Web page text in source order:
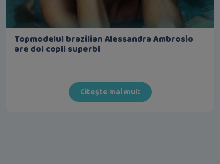
Topmodelul brazilian Alessandra Ambrosio
are doi copii superbi
Citește mai mult